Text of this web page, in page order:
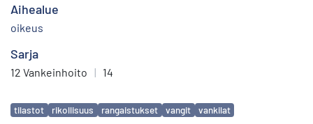
Aihealue
oikeus
Sarja
12 Vankeinhoito | 14
Avainsanat
tilastot rikollisuus rangaistukset vangit vankilat